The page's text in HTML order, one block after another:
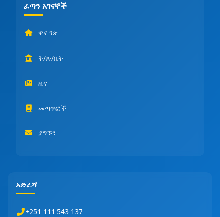
ፈጣን አገናኞች
ዋና ገጽ
ቅ/ጽ/ቤት
ዜና
መጣጥፎች
ያግኙን
አድራሻ
+251 111 543 137